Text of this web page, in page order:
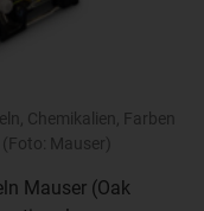
Chemikalien, Farben
Mauser)
Mauser (Oak